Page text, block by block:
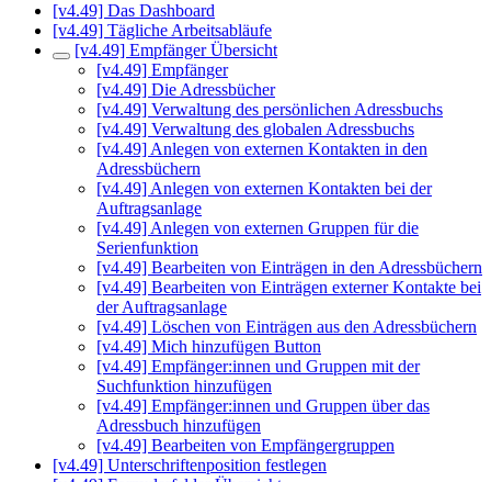
[v4.49] Das Dashboard
[v4.49] Tägliche Arbeitsabläufe
[v4.49] Empfänger Übersicht
[v4.49] Empfänger
[v4.49] Die Adressbücher
[v4.49] Verwaltung des persönlichen Adressbuchs
[v4.49] Verwaltung des globalen Adressbuchs
[v4.49] Anlegen von externen Kontakten in den
Adressbüchern
[v4.49] Anlegen von externen Kontakten bei der
Auftragsanlage
[v4.49] Anlegen von externen Gruppen für die
Serienfunktion
[v4.49] Bearbeiten von Einträgen in den Adressbüchern
[v4.49] Bearbeiten von Einträgen externer Kontakte bei
der Auftragsanlage
[v4.49] Löschen von Einträgen aus den Adressbüchern
[v4.49] Mich hinzufügen Button
[v4.49] Empfänger:innen und Gruppen mit der
Suchfunktion hinzufügen
[v4.49] Empfänger:innen und Gruppen über das
Adressbuch hinzufügen
[v4.49] Bearbeiten von Empfängergruppen
[v4.49] Unterschriftenposition festlegen